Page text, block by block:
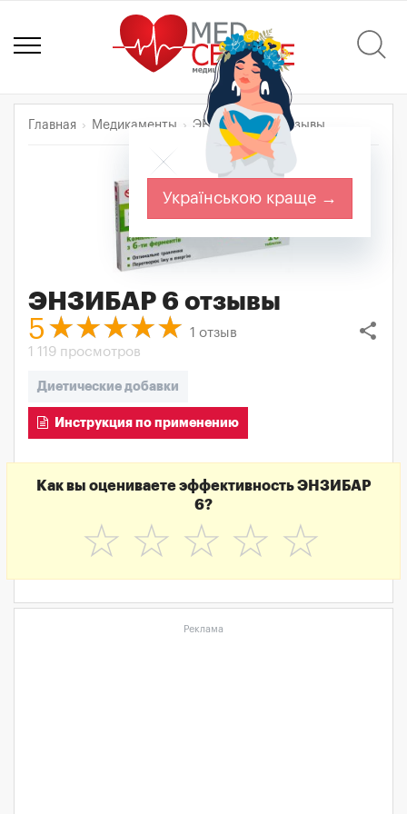
Главная Медикаменты ЭНЗИБАР 6 Отзывы
ЭНЗИБАР 6 отзывы
share
5 1 отзыв
1 119 просмотров
Диетические добавки
Инструкция по применению
Как вы оцениваете эффективность ЭНЗИБАР
6?
☆
☆
☆
☆
☆
Реклама
Українською краще →